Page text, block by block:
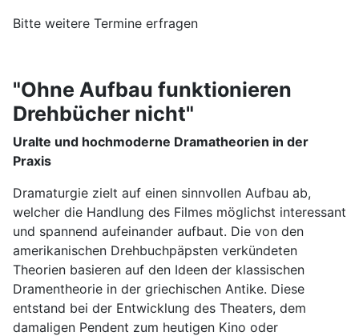
Bitte weitere Termine erfragen
"Ohne Aufbau funktionieren
Drehbücher nicht"
Uralte und hochmoderne Dramatheorien in der
Praxis
Dramaturgie zielt auf einen sinnvollen Aufbau ab,
welcher die Handlung des Filmes möglichst interessant
und spannend aufeinander aufbaut. Die von den
amerikanischen Drehbuchpäpsten verkündeten
Theorien basieren auf den Ideen der klassischen
Dramentheorie in der griechischen Antike. Diese
entstand bei der Entwicklung des Theaters, dem
damaligen Pendent zum heutigen Kino oder